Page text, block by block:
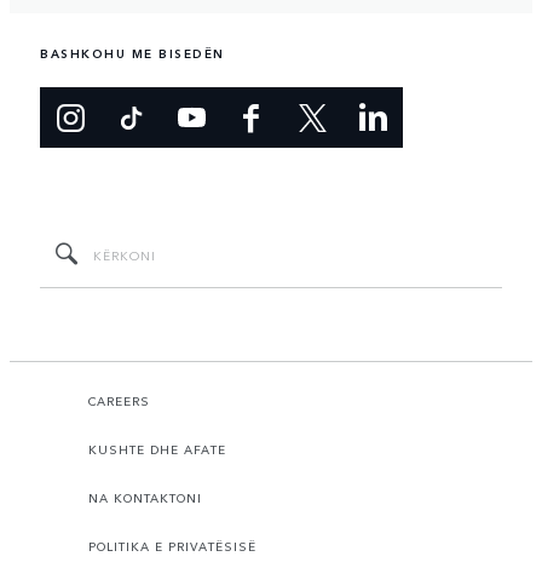
BASHKOHU ME BISEDËN
CAREERS
KUSHTE DHE AFATE
NA KONTAKTONI
POLITIKA E PRIVATËSISË